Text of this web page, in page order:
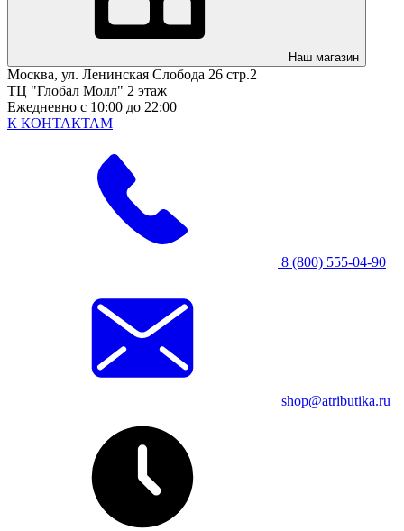
Наш магазин
Москва, ул. Ленинская Слобода 26 стр.2
ТЦ "Глобал Молл" 2 этаж
Ежедневно с 10:00 до 22:00
К КОНТАКТАМ
8 (800) 555-04-90
shop@atributika.ru